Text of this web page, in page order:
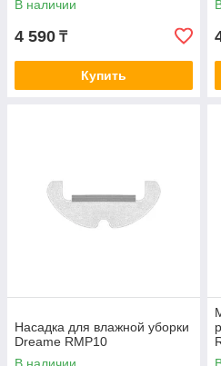
В наличии
4 590 ₸
Купить
Насадка для влажной уборки
Dreame RMP10